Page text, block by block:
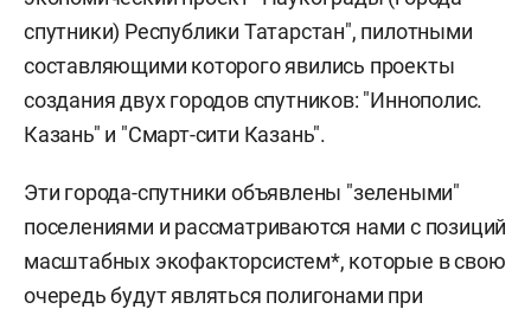
спутники) Республики Татарстан", пилотными
составляющими которого явились проекты
создания двух городов спутников: "Иннополис.
Казань" и "Смарт-сити Казань".
Эти города-спутники объявлены "зелеными"
поселениями и рассматриваются нами с позиций
масштабных экофакторсистем*, которые в свою
очередь будут являться полигонами при